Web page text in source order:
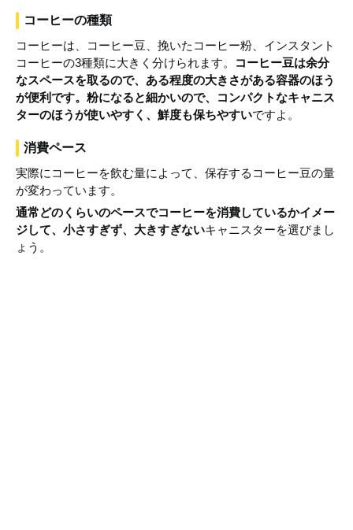
コーヒーの種類
コーヒーは、コーヒー豆、挽いたコーヒー粉、インスタント
コーヒーの3種類に大きく分けられます。
コーヒー豆は余分
なスペースを取るので、ある程度の大きさがある容器のほう
が便利です。粉になると細かいので、コンパクトなキャニス
ターのほうが使いやすく、鮮度も保ちやすいですよ。
消費ペース
実際にコーヒーを飲む量によって、保存するコーヒー豆の量
が変わっています。
通常どのくらいのペースでコーヒーを消費しているかイメー
ジして、小さすぎず、大きすぎないキャニスターを選びまし
ょう。